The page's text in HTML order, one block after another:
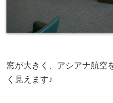
窓が大きく、アシアナ航空
く見えます♪